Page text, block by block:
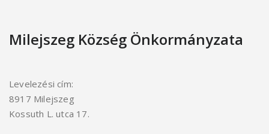
Milejszeg Község Önkormányzata
Levelezési cím:
8917 Milejszeg
Kossuth L. utca 17.